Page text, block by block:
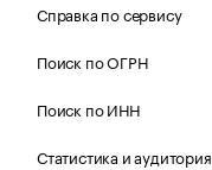
Справка по сервису
Поиск по ОГРН
Поиск по ИНН
Статистика и аудитория